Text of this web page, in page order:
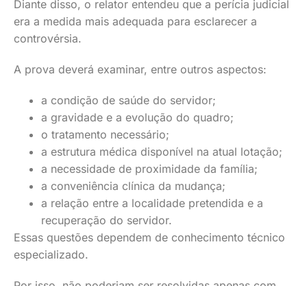
Diante disso, o relator entendeu que a perícia judicial
era a medida mais adequada para esclarecer a
controvérsia.
A prova deverá examinar, entre outros aspectos:
a condição de saúde do servidor;
a gravidade e a evolução do quadro;
o tratamento necessário;
a estrutura médica disponível na atual lotação;
a necessidade de proximidade da família;
a conveniência clínica da mudança;
a relação entre a localidade pretendida e a
recuperação do servidor.
Essas questões dependem de conhecimento técnico
especializado.